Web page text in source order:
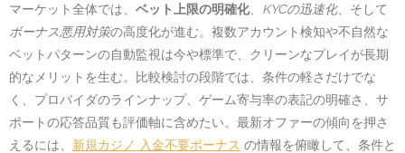
マーケット全体では、 ベット上限の明確化、 KYCの迅速化、そして
ボーナス悪用対策の高度化が進む。複数アカウント検知や不自然な
ベットパターンの自動監視は今や標準で、クリーンなプレイが長期
的なメリットを生む。比較検討の段階では、条件の軽さだけでな
く、プロバイダのラインナップ、ゲーム寄与率の表記の明確さ、サ
ポートの応答品質も評価軸に含めたい。最新オファーの傾向を押さ
えるには、 新規カジノ 入金不要ボーナス の情報を俯瞰して、条件と